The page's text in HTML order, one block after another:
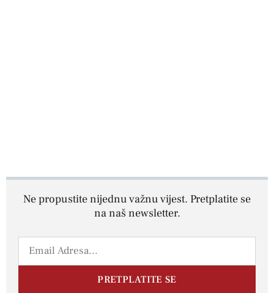
Ne propustite nijednu važnu vijest. Pretplatite se
na naš newsletter.
PRETPLATITE SE